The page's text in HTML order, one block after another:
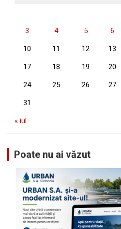
3 4 5 6
10 11 12 13
17 18 19 20
24 25 26 27
31
« iul.
Poate nu ai văzut